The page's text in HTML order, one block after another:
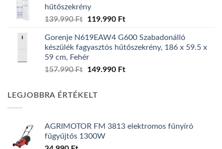
139.990 Ft.
hűtőszekrény
139.990Ft
Original
was:
139.990 Ft.
119.990 FtCurrent
is:
119.990 Ft.
Gorenje N619EAW4 G600 Szabadonálló
készülék fagyasztós hűtőszekrény, 186 x 59.5 x
59 cm, Fehér
157.990Ft
Original
157.990 Ft.
149.990 FtCurrent
LEGJOBBRA ÉRTÉKELT
AGRIMOTOR FM 3813 elektromos fűnyíró
fűgyűjtős 1300W